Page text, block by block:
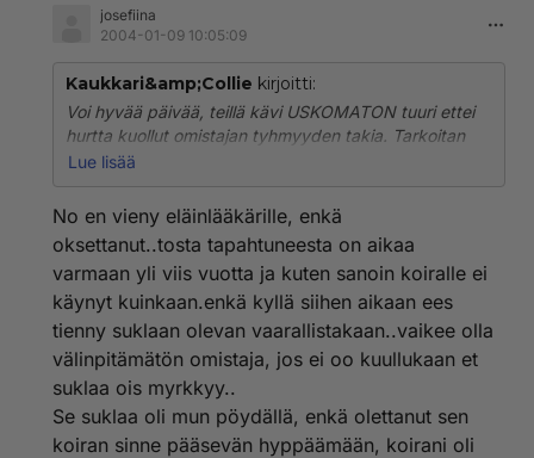
josefiina
2004-01-09 10:05:09
Kaukkari&amp;Collie kirjoitti:
Voi hyvää päivää, teillä kävi USKOMATON tuuri ettei
hurtta kuollut omistajan tyhmyyden takia. Tarkoitan
siis, että jätitte suklaan koiran ulottuville ettekä edes
välinpitämätön omistaja!
Lue lisää
No en vieny eläinlääkärille, enkä
oksettanut..tosta tapahtuneesta on aikaa
varmaan yli viis vuotta ja kuten sanoin koiralle ei
käynyt kuinkaan.enkä kyllä siihen aikaan ees
tienny suklaan olevan vaarallistakaan..vaikee olla
välinpitämätön omistaja, jos ei oo kuullukaan et
suklaa ois myrkkyy..
Se suklaa oli mun pöydällä, enkä olettanut sen
koiran sinne pääsevän hyppäämään, koirani oli